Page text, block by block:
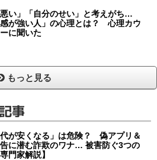
悪い」「自分のせい」と考えがち…
感が強い人」の心理とは？ 心理カウ
に聞いた
もっと見る
事
代が安くなる」は危険？ 偽アプリ＆
に潜む詐欺のワナ… 被害防ぐ3つの
門家解説】